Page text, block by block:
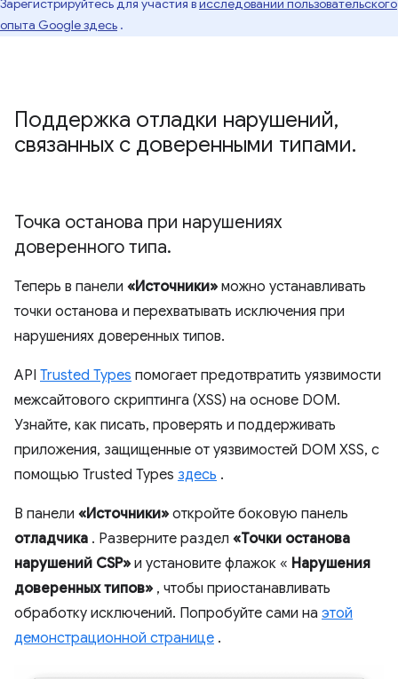
Зарегистрируйтесь для участия висследовании пользовательского
опыта Google здесь .
Поддержка отладки нарушений,
связанных с доверенными типами.
Точка останова при нарушениях
доверенного типа.
Теперь в панели «Источники» можно устанавливать
точки останова и перехватывать исключения при
нарушениях доверенных типов.
API Trusted Types помогает предотвратить уязвимости
межсайтового скриптинга (XSS) на основе DOM.
Узнайте, как писать, проверять и поддерживать
приложения, защищенные от уязвимостей DOM XSS, с
помощью Trusted Types здесь .
В панели «Источники» откройте боковую панель
отладчика . Разверните раздел «Точки останова
нарушений CSP» и установите флажок « Нарушения
доверенных типов» , чтобы приостанавливать
обработку исключений. Попробуйте сами на этой
демонстрационной странице .